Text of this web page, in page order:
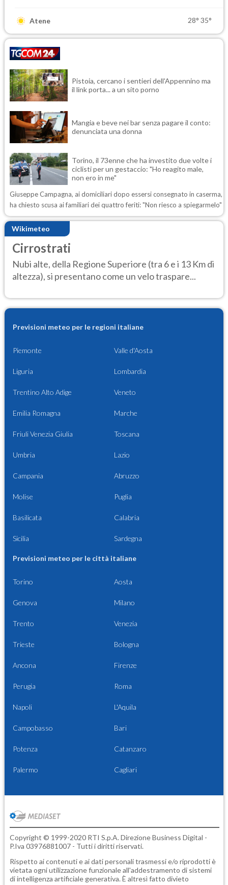
Atene 28° 35°
Pistoia, cercano i sentieri dell'Appennino ma
il link porta... a un sito porno
Mangia e beve nei bar senza pagare il conto:
denunciata una donna
Torino, il 73enne che ha investito due volte i
ciclisti per un gestaccio: "Ho reagito male,
non ero in me"
Giuseppe Campagna, ai domiciliari dopo essersi consegnato in caserma,
ha chiesto scusa ai familiari dei quattro feriti: "Non riesco a spiegarmelo"
Wikimeteo
Cirrostrati
Nubi alte, della Regione Superiore (tra 6 e i 13 Km di
altezza), si presentano come un velo traspare...
Previsioni meteo per le regioni italiane
Piemonte Valle d'Aosta
Liguria Lombardia
Trentino Alto Adige Veneto
Emilia Romagna Marche
Friuli Venezia Giulia Toscana
Umbria Lazio
Campania Abruzzo
Molise Puglia
Basilicata Calabria
Sicilia Sardegna
Previsioni meteo per le città italiane
Torino Aosta
Genova Milano
Trento Venezia
Trieste Bologna
Ancona Firenze
Perugia Roma
Napoli L'Aquila
Campobasso Bari
Potenza Catanzaro
Palermo Cagliari
Copyright © 1999-2020 RTI S.p.A. Direzione Business Digital -
P.Iva 03976881007 - Tutti i diritti riservati.
Rispetto ai contenuti e ai dati personali trasmessi e/o riprodotti è
vietata ogni utilizzazione funzionale all'addestramento di sistemi
di intelligenza artificiale generativa. È altresì fatto divieto